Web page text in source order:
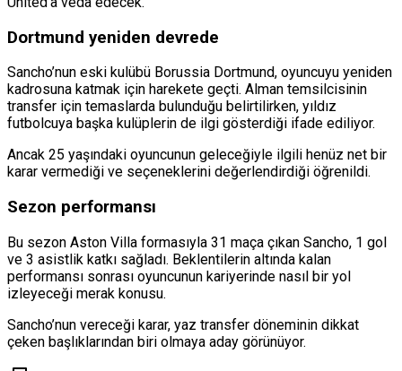
Dortmund yeniden devrede
Sancho’nun eski kulübü Borussia Dortmund, oyuncuyu yeniden
kadrosuna katmak için harekete geçti. Alman temsilcisinin
transfer için temaslarda bulunduğu belirtilirken, yıldız
futbolcuya başka kulüplerin de ilgi gösterdiği ifade ediliyor.
Ancak 25 yaşındaki oyuncunun geleceğiyle ilgili henüz net bir
karar vermediği ve seçeneklerini değerlendirdiği öğrenildi.
Sezon performansı
Bu sezon Aston Villa formasıyla 31 maça çıkan Sancho, 1 gol
ve 3 asistlik katkı sağladı. Beklentilerin altında kalan
performansı sonrası oyuncunun kariyerinde nasıl bir yol
izleyeceği merak konusu.
Sancho’nun vereceği karar, yaz transfer döneminin dikkat
çeken başlıklarından biri olmaya aday görünüyor.